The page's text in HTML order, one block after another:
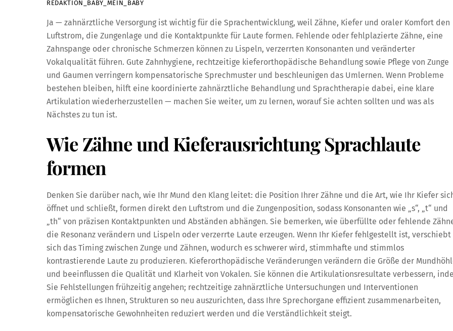
REDAKTION_BABY_MEIN_BABY
Ja — zahnärztliche Versorgung ist wichtig für die Sprachentwicklung, weil Zähne, Kiefer und oraler Komfort den
Luftstrom, die Zungenlage und die Kontaktpunkte für Laute formen. Fehlende oder fehlplazierte Zähne, eine
Zahnspange oder chronische Schmerzen können zu Lispeln, verzerrten Konsonanten und veränderter
Vokalqualität führen. Gute Zahnhygiene, rechtzeitige kieferorthopädische Behandlung sowie Pflege von Zunge
und Gaumen verringern kompensatorische Sprechmuster und beschleunigen das Umlernen. Wenn Probleme
bestehen bleiben, hilft eine koordinierte zahnärztliche Behandlung und Sprachtherapie dabei, eine klare
Artikulation wiederherzustellen — machen Sie weiter, um zu lernen, worauf Sie achten sollten und was als
Nächstes zu tun ist.
Wie Zähne und Kieferausrichtung Sprachlaute
formen
Denken Sie darüber nach, wie Ihr Mund den Klang leitet: die Position Ihrer Zähne und die Art, wie Ihr Kiefer
öffnet und schließt, formen direkt den Luftstrom und die Zungenposition, sodass Konsonanten wie „s“, „t“ und
„th“ von präzisen Kontaktpunkten und Abständen abhängen. Sie bemerken, wie überfüllte oder fehlende
die Resonanz verändern und Lispeln oder verzerrte Laute erzeugen. Wenn Ihr Kiefer fehlgestellt ist, verschiebt
sich das Timing zwischen Zunge und Zähnen, wodurch es schwerer wird, stimmhafte und stimmlos
kontrastierende Laute zu produzieren. Kieferorthopädische Veränderungen verändern die Größe der
und beeinflussen die Qualität und Klarheit von Vokalen. Sie können die Artikulationsresultate verbessern,
Sie Fehlstellungen frühzeitig angehen; rechtzeitige zahnärztliche Untersuchungen und Interventionen
ermöglichen es Ihnen, Strukturen so neu auszurichten, dass Ihre Sprechorgane effizient zusammenarbeiten,
kompensatorische Gewohnheiten reduziert werden und die Verständlichkeit steigt.